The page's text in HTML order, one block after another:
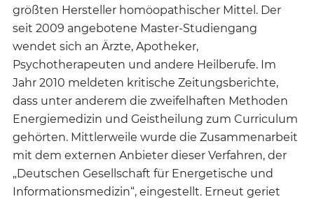
größten Hersteller homöopathischer Mittel. Der
seit 2009 angebotene Master-Studiengang
wendet sich an Ärzte, Apotheker,
Psychotherapeuten und andere Heilberufe. Im
Jahr 2010 meldeten kritische Zeitungsberichte,
dass unter anderem die zweifelhaften Methoden
Energiemedizin und Geistheilung zum Curriculum
gehörten. Mittlerweile wurde die Zusammenarbeit
mit dem externen Anbieter dieser Verfahren, der
„Deutschen Gesellschaft für Energetische und
Informationsmedizin“, eingestellt. Erneut geriet